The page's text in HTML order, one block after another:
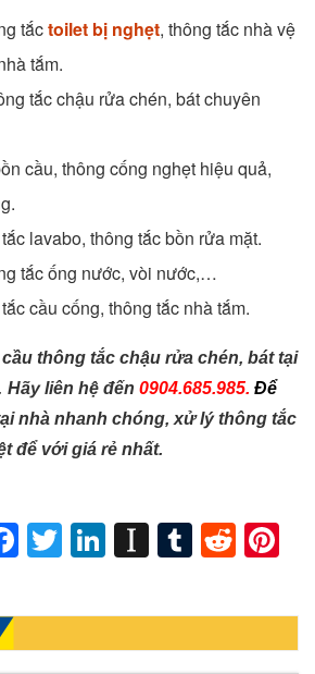
tắctoilet bị nghẹt, thông tắc nhà vệ
tắm.
tắc chậu rửa chén, bát chuyên
cầu, thông cống nghẹt hiệu quả,
lavabo, thông tắc bồn rửa mặt.
tắc ống nước, vòi nước,…
cầu cống, thông tắc nhà tắm.
thông tắc chậu rửa chén, bát tại
liên hệ đến 0904.685.985. Để
nhà nhanh chóng, xử lý thông tắc
để với giá rẻ nhất.
Facebook
Twitter
LinkedIn
Instapaper
Tumblr